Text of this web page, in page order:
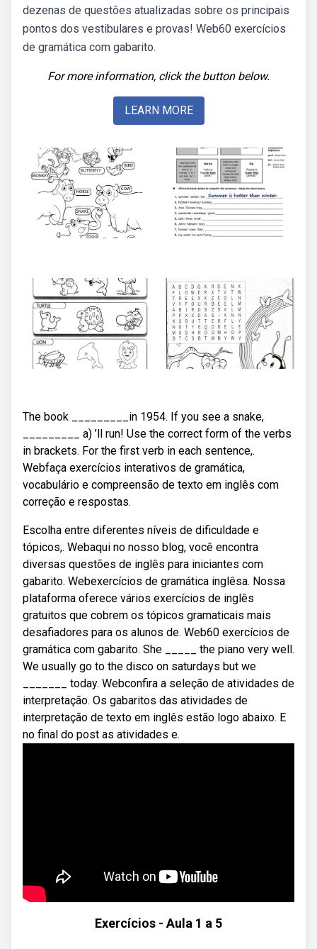
dezenas de questões atualizadas sobre os principais
pontos dos vestibulares e provas! Web60 exercícios
de gramática com gabarito.
For more information, click the button below.
LEARN MORE
The book _________in 1954. If you see a snake,
_________ a) ’ll run! Use the correct form of the verbs
in brackets. For the first verb in each sentence,.
Webfaça exercícios interativos de gramática,
vocabulário e compreensão de texto em inglês com
correção e respostas.
Escolha entre diferentes níveis de dificuldade e
tópicos,. Webaqui no nosso blog, você encontra
diversas questões de inglês para iniciantes com
gabarito. Webexercícios de gramática inglêsa. Nossa
plataforma oferece vários exercícios de inglês
gratuitos que cobrem os tópicos gramaticais mais
desafiadores para os alunos de. Web60 exercícios de
gramática com gabarito. She _____ the piano very well.
We usually go to the disco on saturdays but we
_______ today. Webconfira a seleção de atividades de
interpretação. Os gabaritos das atividades de
interpretação de texto em inglês estão logo abaixo. E
no final do post as atividades e.
Exercícios - Aula 1 a 5